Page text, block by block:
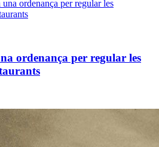
ordenança per regular les